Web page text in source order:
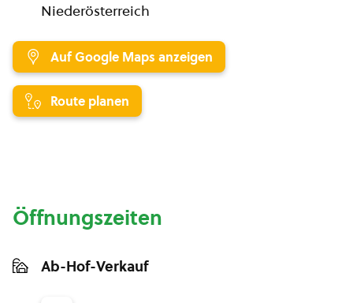
Niederösterreich
Auf Google Maps anzeigen
Route planen
Öffnungszeiten
Ab-Hof-Verkauf